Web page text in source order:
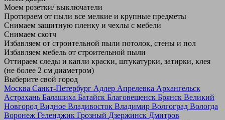
Моем розетки/ выключатели
Протираем от пыли все мелкие и крупные предметы
Снимаем защитную пленку и чехлы с мебели
Снимаем скотч
Избавляем от строительной пыли потолок, стены и пол
Избавляем мебель от строительной пыли
Оттираем следы и капли краски, штукатурки, затирки, клея
(не более 2 см диаметром)
Выберите свой город
Москва Санкт-Петербург Адлер Апрелевка Архангельск
Астрахань Балашиха Батайск Благовещенск Брянск Великий
Новгород Видное Владивосток Владимир Волгоград Вологда
Воронеж Геленджик Грозный Дзержинск Дмитров